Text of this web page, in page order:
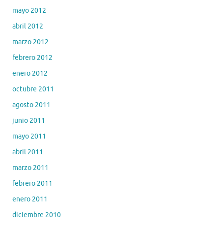
mayo 2012
abril 2012
marzo 2012
febrero 2012
enero 2012
octubre 2011
agosto 2011
junio 2011
mayo 2011
abril 2011
marzo 2011
febrero 2011
enero 2011
diciembre 2010